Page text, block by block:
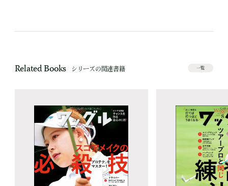
Related Books シリーズの関連書籍 一覧